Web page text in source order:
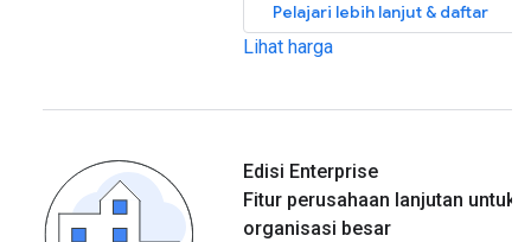
Pelajari lebih lanjut & daftar
Lihat harga
Edisi Enterprise
Fitur perusahaan lanjutan untuk
organisasi besar